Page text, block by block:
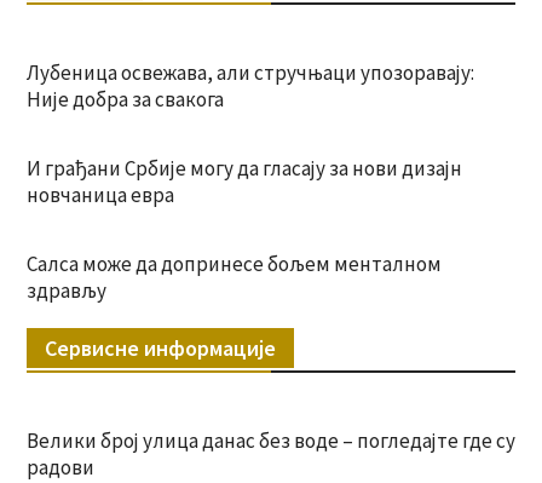
Лубеница освежава, али стручњаци упозоравају:
Није добра за свакога
И грађани Србије могу да гласају за нови дизајн
новчаница евра
Салса може да допринесе бољем менталном
здрављу
Сервисне информације
Велики број улица данас без воде – погледајте где су
радови